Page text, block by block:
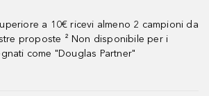
a 10€ ricevi almeno 2 campioni da
proposte ² Non disponibile per i
come "Douglas Partner"